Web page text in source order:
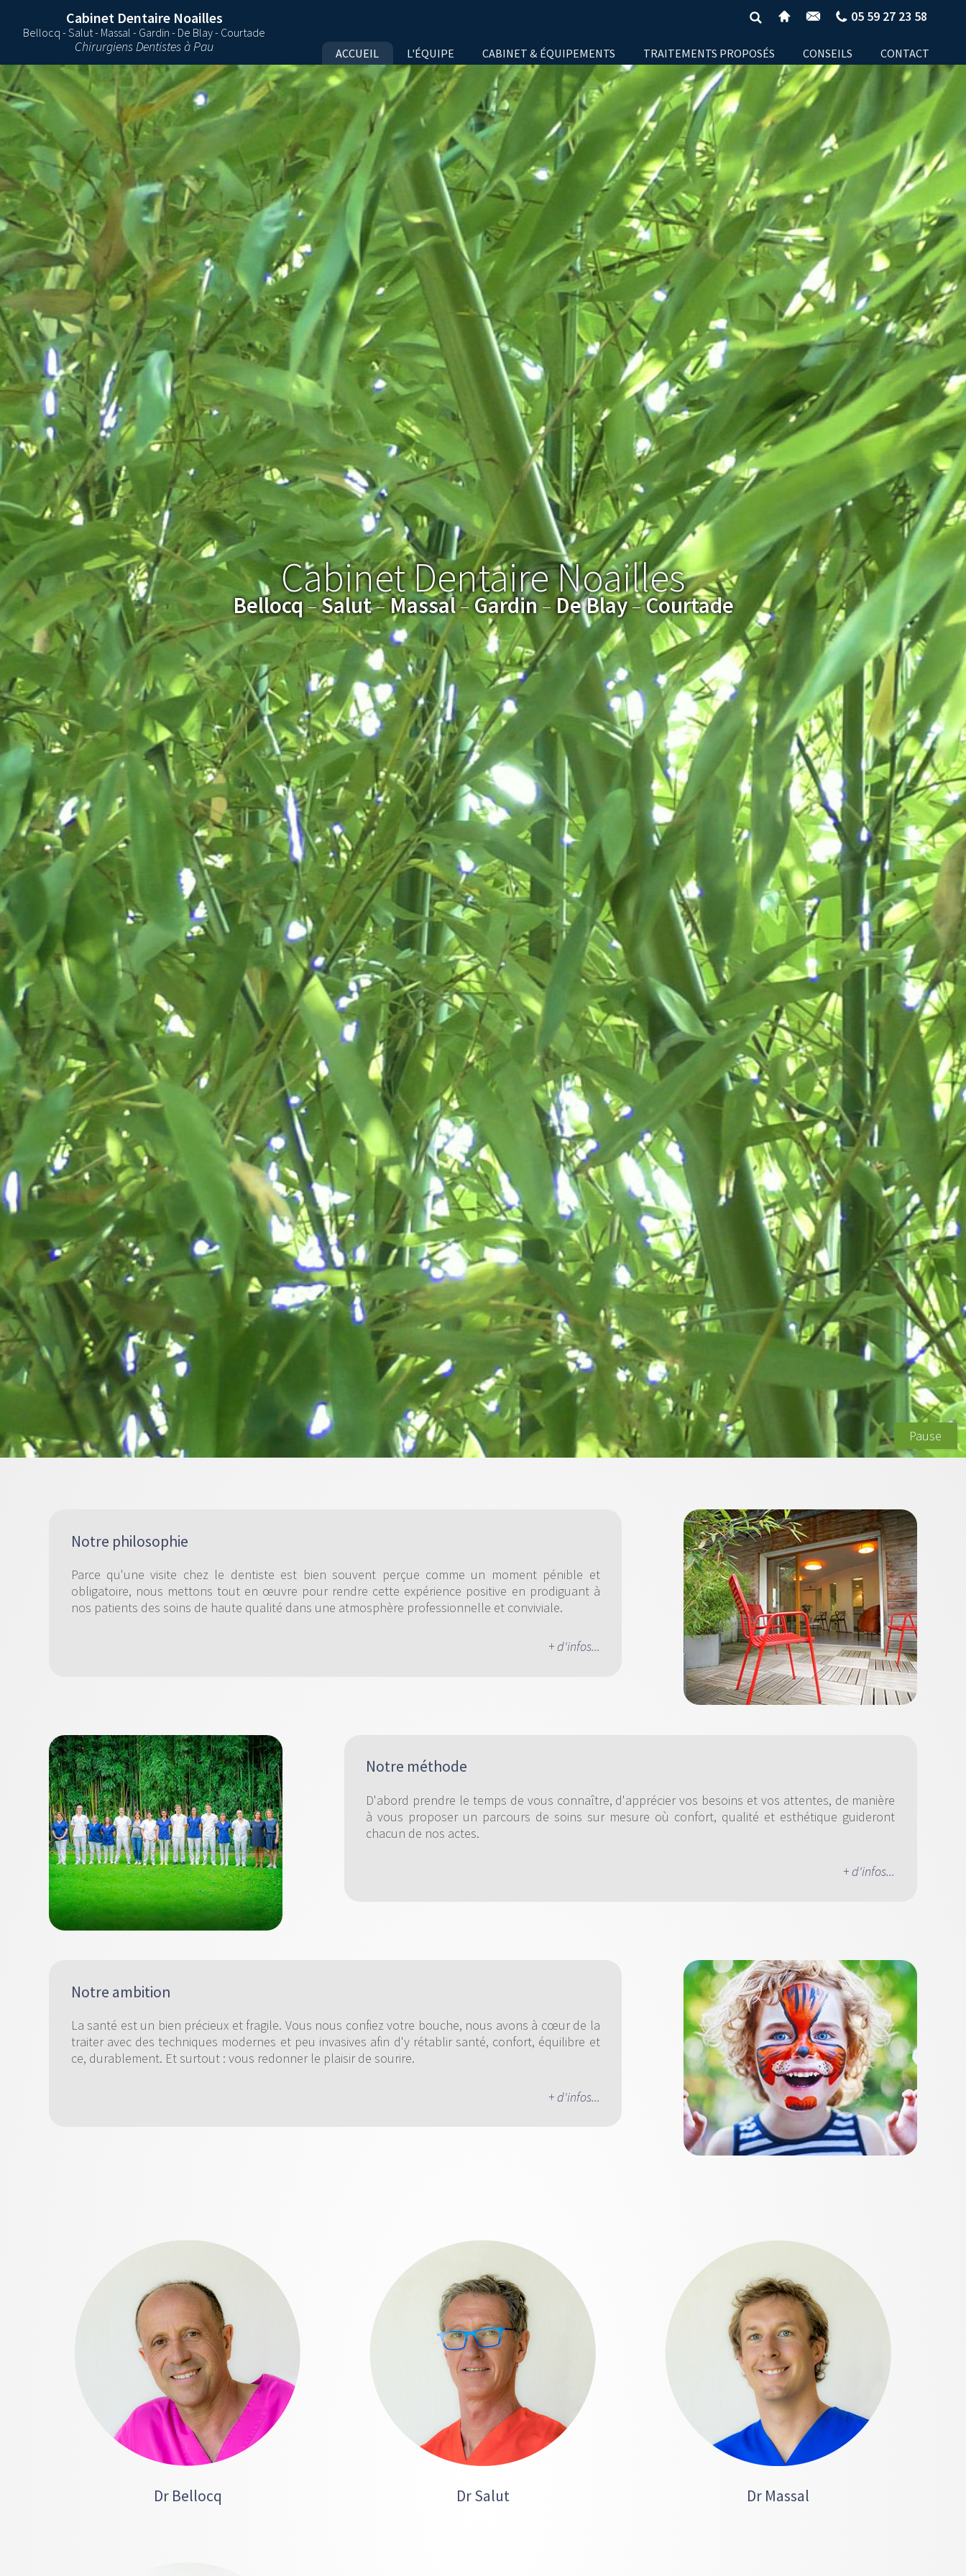
Cabinet Dentaire Noailles
Bellocq - Salut - Massal - Gardin - De Blay - Courtade
Chirurgiens Dentistes à Pau
05 59 27 23 58
ACCUEIL L'ÉQUIPE CABINET & ÉQUIPEMENTS TRAITEMENTS PROPOSÉS CONSEILS CONTACT
Cabinet Dentaire Noailles
Bellocq–Salut–Massal–Gardin–De Blay–Courtade
Pause
Notre philosophie
Parce qu'une visite chez le dentiste est bien souvent perçue comme un moment pénible et
obligatoire, nous mettons tout en œuvre pour rendre cette expérience positive en prodiguant à
nos patients des soins de haute qualité dans une atmosphère professionnelle et conviviale.
+ d'infos...
Notre méthode
D'abord prendre le temps de vous connaître, d'apprécier vos besoins et vos attentes, de manière
à vous proposer un parcours de soins sur mesure où confort, qualité et esthétique guideront
chacun de nos actes.
+ d'infos...
Notre ambition
La santé est un bien précieux et fragile. Vous nous confiez votre bouche, nous avons à cœur de la
traiter avec des techniques modernes et peu invasives afin d'y rétablir santé, confort, équilibre et
ce, durablement. Et surtout : vous redonner le plaisir de sourire.
+ d'infos...
Dr Bellocq Dr Salut Dr Massal